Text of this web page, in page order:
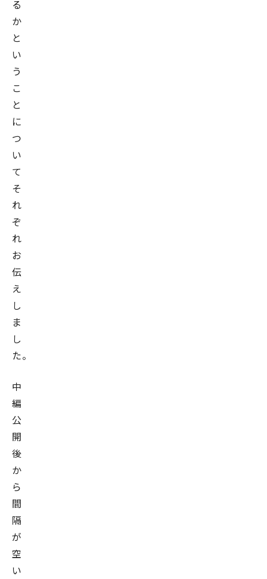
る
か
と
い
う
こ
と
に
つ
い
て
そ
れ
ぞ
れ
お
伝
え
し
ま
し
た。
中
編
公
開
後
か
ら
間
隔
が
空
い